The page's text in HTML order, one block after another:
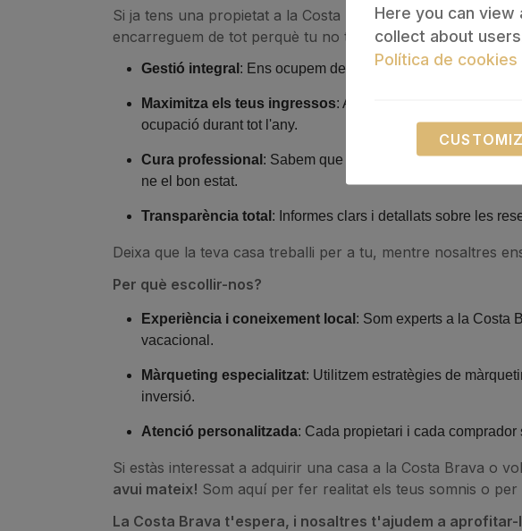
Si ja tens una propietat a la Costa Brava, és el moment de
encarreguem de tot perquè tu no t’hagis de preocupar per
Gestió integral : Ens ocupem de la promoció, reserves,
Maximitza els teus ingressos: Augmentem la visibilitat de
ocupació durant tot l'any.
Cura professional : Sabem que la teva propietat és
ne el bon estat.
Transparència total : Informes clars i detallats sobre les
Deixa que la teva casa treballi per a tu, mentre nosaltres
Per què escollir-nos?
Experiència i coneixement local : Som experts a la Costa
vacacional.
Màrqueting especialitzat: Utilitzem estratègies de
inversió.
Atenció personalitzada: Cada propietari i cada
Si estàs interessat a adquirir una casa a la Costa Brava o
avui mateix! Som aquí per fer realitat els teus somnis o
La Costa Brava t'espera, i nosaltres t'ajudem a aprofitar-
Here you can
collect about
Política de cookies
Necessary
These cookies are